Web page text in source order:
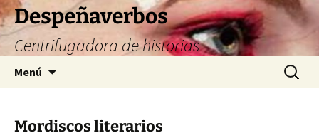
Saltar
al
contenido
Despeñaverbos
Centrifugadora de historias
Menú Buscar:
Mordiscos literarios